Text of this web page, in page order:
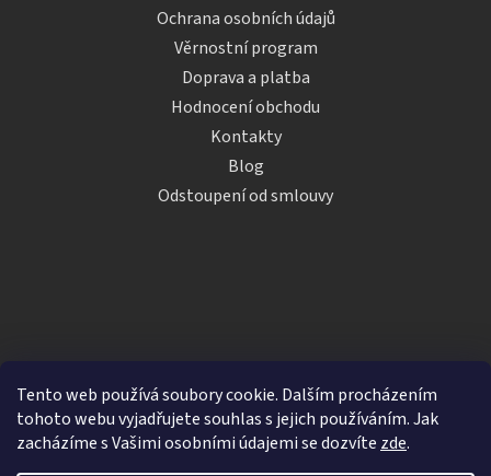
Tento web používá soubory cookie. Dalším procházením
tohoto webu vyjadřujete souhlas s jejich používáním. Jak
zacházíme s Vašimi osobními údajemi se dozvíte zde.
Ochrana osobních údajů
Věrnostní program
Doprava a platba
Hodnocení obchodu
Kontakty
Blog
Odstoupení od smlouvy
Vytvořil Shoptet